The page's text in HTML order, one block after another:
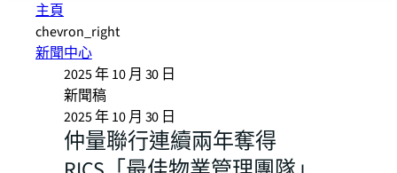
主頁
chevron_right
新聞中心
2025 年 10 月 30 日
新聞稿
2025 年 10 月 30 日
仲量聯行連續兩年奪得